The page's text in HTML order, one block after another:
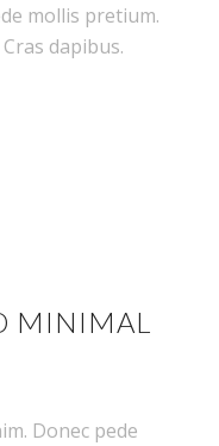
mollis pretium.
dapibus.
MINIMAL
Donec pede